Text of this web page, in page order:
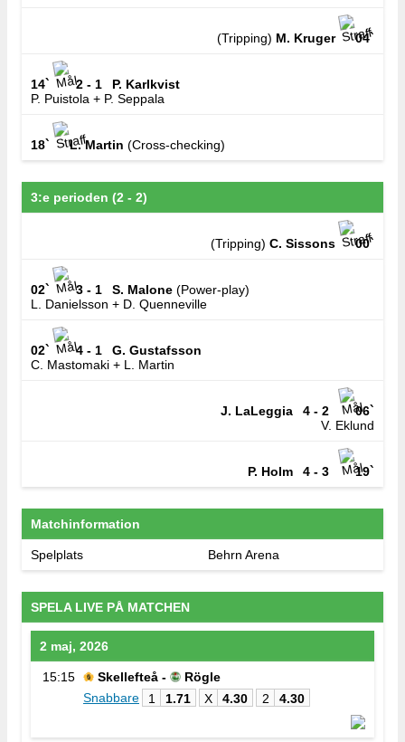
(Tripping) M. Kruger 04`
14` 2 - 1
P. Karlkvist
P. Puistola + P. Seppala
18` L. Martin (Cross-checking)
3:e perioden (2 - 2)
(Tripping) C. Sissons 00`
02` 3 - 1 S. Malone (Power-play)
L. Danielsson + D. Quenneville
02` 4 - 1
G. Gustafsson
C. Mastomaki + L. Martin
J. LaLeggia 4 - 2
06`
V. Eklund
P. Holm 4 - 3 19`
Matchinformation
Spelplats Behrn Arena
SPELA LIVE PÅ MATCHEN
2 maj, 2026
15:15 Skellefteå -
Rögle
Snabbare
1 1.71 X 4.30 2 4.30